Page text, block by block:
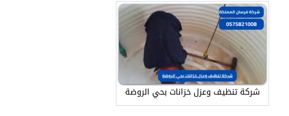
شركة تنظيف وعزل خزانات بحي الروضة